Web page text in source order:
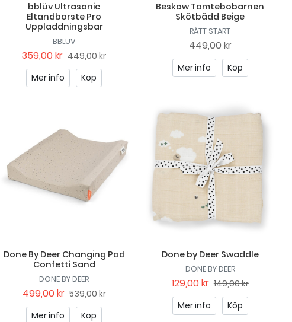
bblüv Ultrasonic
Eltandborste Pro
Uppladdningsbar
BBLUV
359,00 kr 449,00 kr
Mer info
Köp
Beskow Tomtebobarnen
Skötbädd Beige
RÄTT START
449,00 kr
Mer info Köp
Done By Deer Changing Pad
Confetti Sand
DONE BY DEER
499,00 kr 539,00 kr
Mer info
Köp
Done by Deer Swaddle
DONE BY DEER
129,00 kr 149,00 kr
Mer info
Köp